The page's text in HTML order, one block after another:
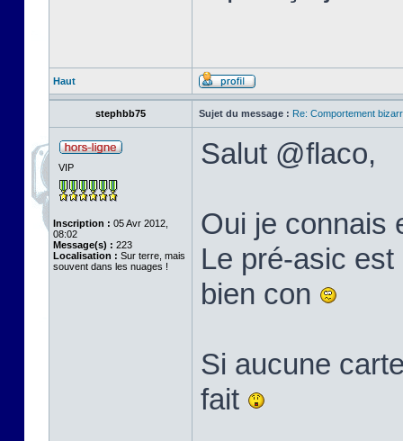
Haut
stephbb75 Sujet du message : Re: Comportement
VIP
Inscription : 05 Avr 2012,
08:02
Message(s) : 223
Localisation : Sur terre, mais
souvent dans les nuages !
Salut @flaco,
Oui je connais
Le pré-asic
bien con
Si aucune
fait